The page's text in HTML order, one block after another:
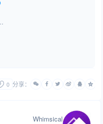
0 分享：
Whimsical